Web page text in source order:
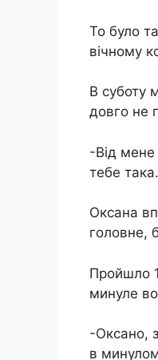
То було
вічному
В суботу
довго не
-Від
тебе
Оксана
головне,
Пройшло
минуле
-Оксано,
в